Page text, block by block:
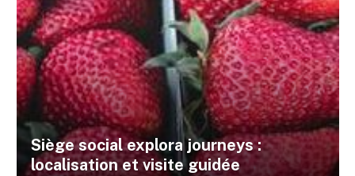
Siège social explora journeys :
localisation et visite guidée